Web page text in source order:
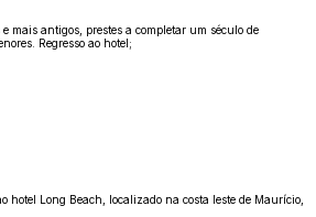
mais antigos, prestes a completar um século de
Regresso ao hotel;
hotel Long Beach, localizado na costa leste de Maurício,